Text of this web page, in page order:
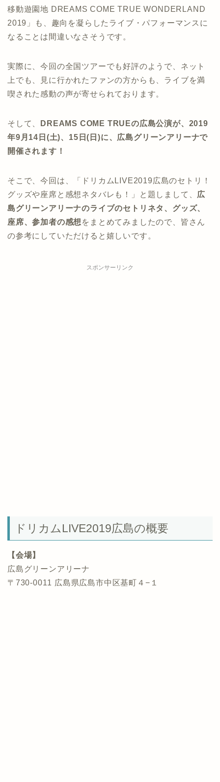
移動遊園地 DREAMS COME TRUE WONDERLAND
2019」も、趣向を凝らしたライブ・パフォーマンスに
なることは間違いなさそうです。
実際に、今回の全国ツアーでも好評のようで、ネット
上でも、見に行かれたファンの方からも、ライブを満
喫された感動の声が寄せられております。
そして、
DREAMS COME TRUEの広島公演が、2019
年9月14日(土)、15日(日)に、広島グリーンアリーナで
開催されます！
そこで、今回は、「ドリカムLIVE2019広島のセトリ！
グッズや座席と感想ネタバレも！」と題しまして、 広
島グリーンアリーナのライブのセトリネタ、グッズ、
座席、参加者の感想 をまとめてみましたので、皆さん
の参考にしていただけると嬉しいです。
スポンサーリンク
ドリカムLIVE2019広島の概要
【会場】
広島グリーンアリーナ
〒730-0011 広島県広島市中区基町４−１